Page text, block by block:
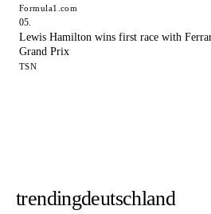
Formula1.com
Lewis Hamilton wins first race with
Grand Prix
TSN
trendingdeutschland